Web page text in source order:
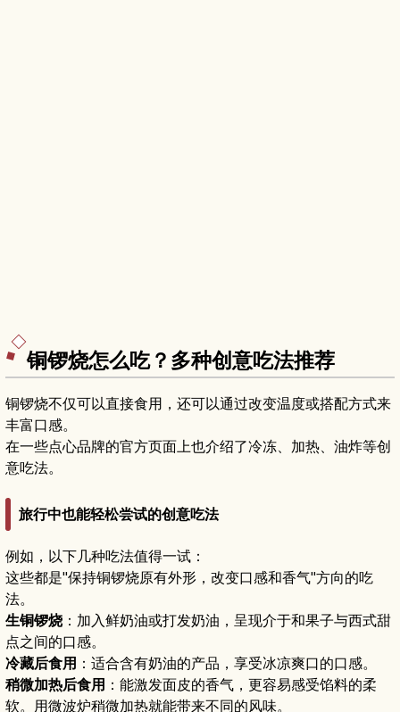
铜锣烧怎么吃？多种创意吃法推荐
铜锣烧不仅可以直接食用，还可以通过改变温度或搭配方式来
丰富口感。
在一些点心品牌的官方页面上也介绍了冷冻、加热、油炸等创
意吃法。
旅行中也能轻松尝试的创意吃法
例如，以下几种吃法值得一试：
这些都是"保持铜锣烧原有外形，改变口感和香气"方向的吃
法。
生铜锣烧 ：加入鲜奶油或打发奶油，呈现介于和果子与西式甜
点之间的口感。
冷藏后食用 ：适合含有奶油的产品，享受冰凉爽口的口感。
稍微加热后食用 ：能激发面皮的香气，更容易感受馅料的柔
软。用微波炉稍微加热就能带来不同的风味。